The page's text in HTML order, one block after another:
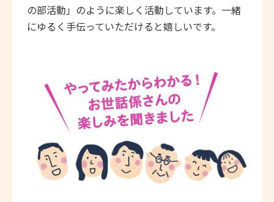
の部活動」のように楽しく活動しています。一緒
にゆるく手伝っていただけると嬉しいです。